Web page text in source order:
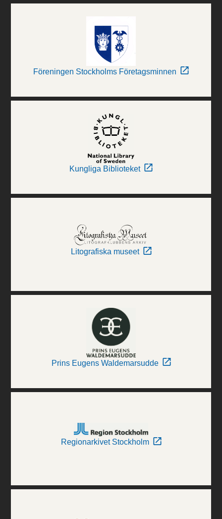
Föreningen Stockholms Företagsminnen
Kungliga Biblioteket
Litografiska museet
Prins Eugens Waldemarsudde
Regionarkivet Stockholm